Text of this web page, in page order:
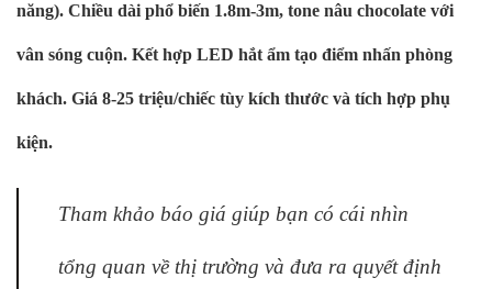
năng). Chiều dài phổ biến 1.8m-3m, tone nâu chocolate với
vân sóng cuộn. Kết hợp LED hắt ẩm tạo điểm nhấn phòng
khách. Giá 8-25 triệu/chiếc tùy kích thước và tích hợp phụ
kiện.
Tham khảo báo giá giúp bạn có cái nhìn
tổng quan về thị trường và đưa ra quyết định